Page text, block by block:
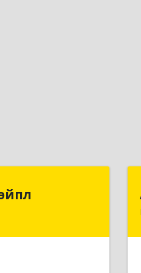
Мэйпл
край, Барнаул г,